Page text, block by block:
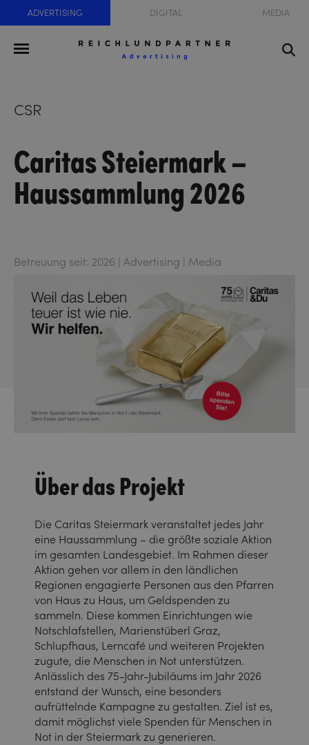
ADVERTISING DIGITAL MEDIA
CSR
Caritas Steiermark –
Haussammlung 2026
Betreuung seit: 2026 | Advertising | Media
Über das Projekt
Die Caritas Steiermark veranstaltet jedes Jahr
eine Haussammlung – die größte soziale Aktion
im gesamten Landesgebiet. Im Rahmen dieser
Aktion gehen vor allem in den ländlichen
Regionen engagierte Personen aus den Pfarren
von Haus zu Haus, um Geldspenden zu
sammeln. Diese kommen Einrichtungen wie
Notschlafstellen, Marienstüberl Graz,
Schlupfhaus, Lerncafé und weiteren Projekten
zugute, die Menschen in Not unterstützen.
Anlässlich des 75-Jahr-Jubiläums im Jahr 2026
entstand der Wunsch, eine besonders
aufrüttelnde Kampagne zu gestalten. Ziel ist es,
damit möglichst viele Spenden für Menschen in
Not in der Steiermark zu generieren.